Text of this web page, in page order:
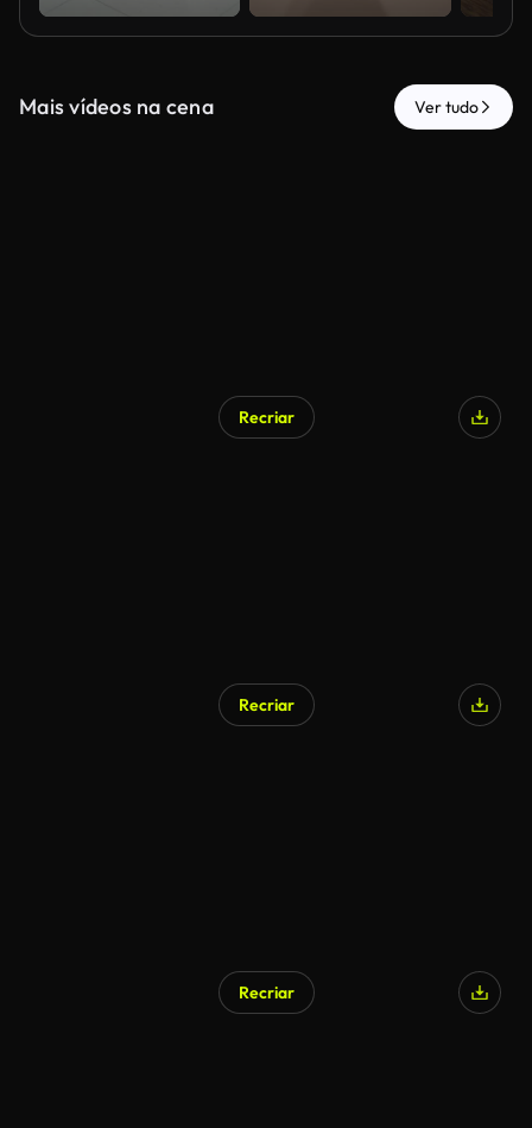
Mais vídeos na cena Ver tudo
Recriar
Recriar
Recriar